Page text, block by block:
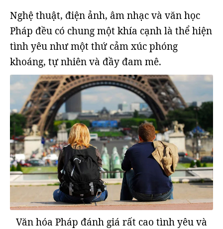
Nghệ thuật, điện ảnh, âm nhạc và văn học
Pháp đều có chung một khía cạnh là thể hiện
tình yêu như một thứ cảm xúc phóng
khoáng, tự nhiên và đầy đam mê.
Văn hóa Pháp đánh giá rất cao tình yêu và